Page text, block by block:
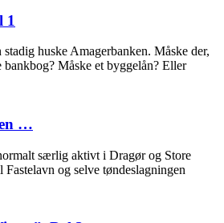
1
huske Amagerbanken. Måske der,
Måske et byggelån? Eller
…
særlig aktivt i Dragør og Store
og selve tøndeslagningen